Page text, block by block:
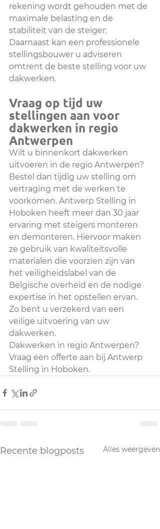
rekening wordt gehouden met de
maximale belasting en de
stabiliteit van de steiger.
Daarnaast kan een professionele
stellingsbouwer u adviseren
omtrent de beste stelling voor uw
dakwerken.
Vraag op tijd uw
stellingen aan voor
dakwerken in regio
Antwerpen
Wilt u binnenkort dakwerken
uitvoeren in de regio Antwerpen?
Bestel dan tijdig uw stelling om
vertraging met de werken te
voorkomen. Antwerp Stelling in
Hoboken heeft meer dan 30 jaar
ervaring met steigers monteren
en demonteren. Hiervoor maken
ze gebruik van kwaliteitsvolle
materialen die voorzien zijn van
het veiligheidslabel van de
Belgische overheid en de nodige
expertise in het opstellen ervan.
Zo bent u verzekerd van een
veilige uitvoering van uw
dakwerken.
Dakwerken in regio Antwerpen?
Vraag een offerte aan bij Antwerp
Stelling in Hoboken.
Recente blogposts Alles weergeven